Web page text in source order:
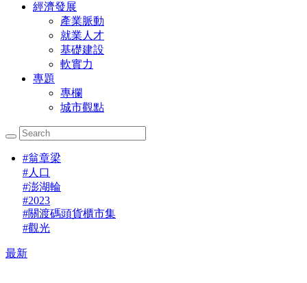
經濟發展
產業脈動
就業人才
基礎建設
軟實力
專題
專欄
城市觀點
#翁章梁
#人口
#澎湖輪
#2023
#關渡碼頭貨櫃市集
#觀光
最新